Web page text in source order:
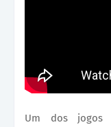
Um dos jogos